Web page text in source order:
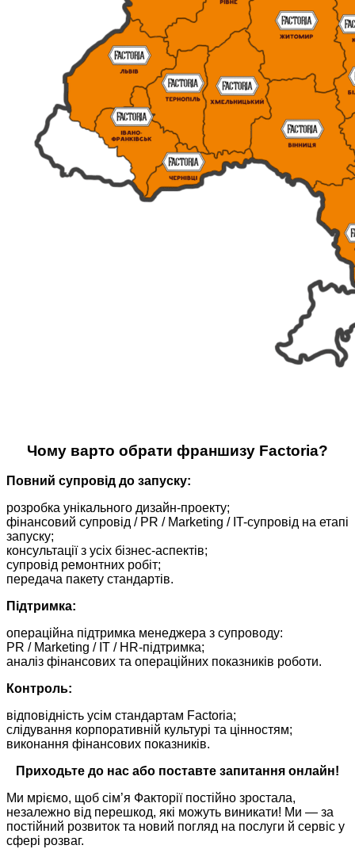
Чому варто обрати франшизу Factoria?
Повний супровід до запуску:
розробка унікального дизайн-проекту;
фінансовий супровід / PR / Marketing / IT-супровід на етапі
запуску;
консультації з усіх бізнес-аспектів;
супровід ремонтних робіт;
передача пакету стандартів.
Підтримка:
операційна підтримка менеджера з супроводу:
PR / Marketing / IT / HR-підтримка;
аналіз фінансових та операційних показників роботи.
Контроль:
відповідність усім стандартам Factoria;
слідування корпоративній культурі та цінностям;
виконання фінансових показників.
Приходьте до нас або поставте запитання онлайн!
Ми мріємо, щоб сім’я Факторії постійно зростала,
незалежно від перешкод, які можуть виникати! Ми — за
постійний розвиток та новий погляд на послуги й сервіс у
сфері розваг.